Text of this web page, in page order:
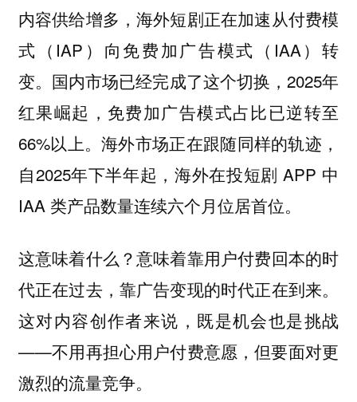
内容供给增多，海外短剧正在加速从付费模
式（IAP）向免费加广告模式（IAA）转
变。国内市场已经完成了这个切换，2025年
红果崛起，免费加广告模式占比已逆转至
66%以上。海外市场正在跟随同样的轨迹，
自2025年下半年起，海外在投短剧 APP 中
IAA 类产品数量连续六个月位居首位。
这意味着什么？意味着靠用户付费回本的时
代正在过去，靠广告变现的时代正在到来。
这对内容创作者来说，既是机会也是挑战
——不用再担心用户付费意愿，但要面对更
激烈的流量竞争。